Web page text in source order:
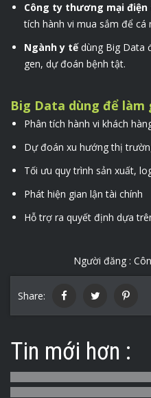
Công ty thương mại
tích hành vi mua sắm để cá
Ngành y tếdùng Big Data
gen, dự đoán bệnh tật.
Big Data dùng để làm
Phân tích hành vi khách
Dự đoán xu hướng thị
Tối ưu quy trình sản xuất,
Phát hiện gian lận tài chính
Hỗ trợ ra quyết định dựa
Người đăng :
Share:
Tin mới hơn :